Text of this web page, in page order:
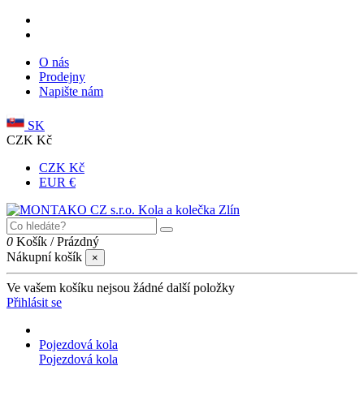
O nás
Prodejny
Napište nám
SK
CZK Kč
CZK Kč
EUR €
0 Košík /Prázdný
Nákupní košík
×
Ve vašem košíku nejsou žádné další položky
Přihlásit se
Pojezdová kola
Pojezdová kola